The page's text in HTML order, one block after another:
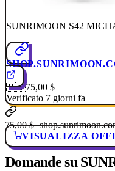
SUNRIMOON S42
🇺🇸75,00 $
Verificato 7 giorni fa
75,00 $·
VISUALIZZA
Domande su